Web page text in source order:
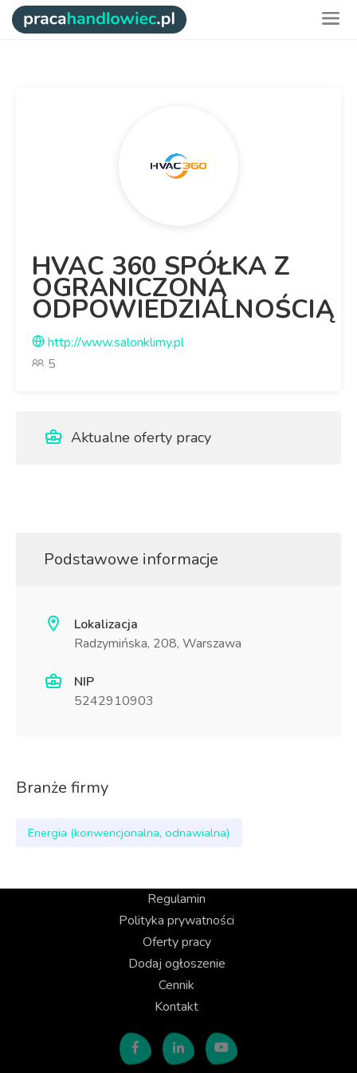
HVAC 360 SPÓŁKA Z
OGRANICZONĄ
ODPOWIEDZIALNOŚCIĄ
http://www.salonklimy.pl
5
Aktualne oferty pracy
Podstawowe informacje
Lokalizacja
Radzymińska, 208, Warszawa
NIP
5242910903
Branże firmy
Energia (konwencjonalna, odnawialna)
Regulamin
Polityka prywatności
Oferty pracy
Dodaj ogłoszenie
Cennik
Kontakt